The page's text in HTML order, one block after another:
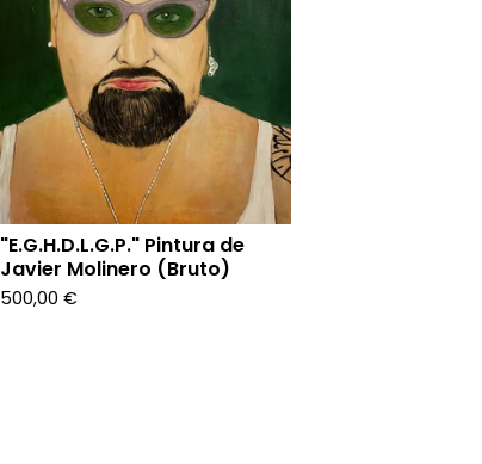
"E.G.H.D.L.G.P." Pintura de
Javier Molinero (Bruto)
500,00 €